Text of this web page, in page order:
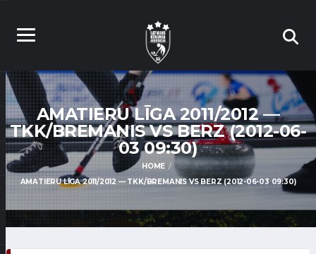
AMATIERU LĪGA 2011/2012 —
TKK/BREMANIS VS BERZ (2012-06-
03 09:30)
HOME
AMATIERU LĪGA 2011/2012 — TKK/BREMANIS VS BERZ (2012-06-03 09:30)